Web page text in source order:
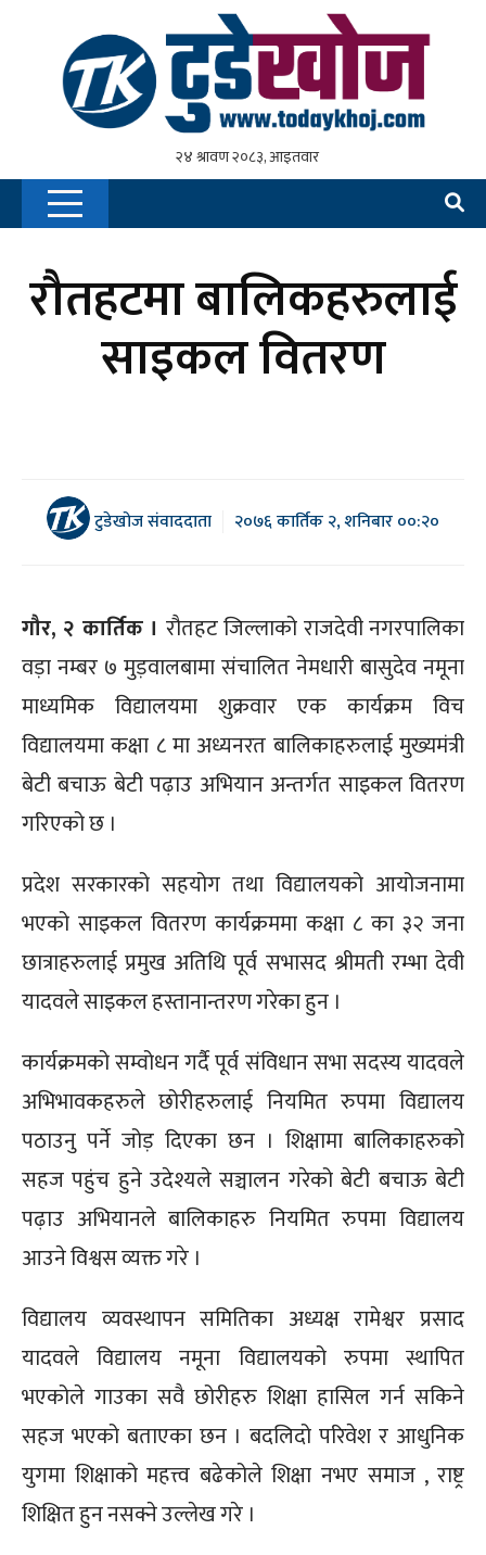
रौतहटमा बालिकहरुलाई
साइकल वितरण
टुडेखोज संवाददाता २०७६ कार्तिक २, शनिबार ००:२०
गौर, २ कार्तिक । रौतहट जिल्लाको राजदेवी नगरपालिका
वड़ा नम्बर ७ मुड़वालबामा संचालित नेमधारी बासुदेव नमूना
माध्यमिक विद्यालयमा शुक्रवार एक कार्यक्रम विच
विद्यालयमा कक्षा ८ मा अध्यनरत बालिकाहरुलाई मुख्यमंत्री
बेटी बचाऊ बेटी पढ़ाउ अभियान अन्तर्गत साइकल वितरण
गरिएको छ ।
प्रदेश सरकारको सहयोग तथा विद्यालयको आयोजनामा
भएको साइकल वितरण कार्यक्रममा कक्षा ८ का ३२ जना
छात्राहरुलाई प्रमुख अतिथि पूर्व सभासद श्रीमती रम्भा देवी
यादवले साइकल हस्तानान्तरण गरेका हुन ।
कार्यक्रमको सम्वोधन गर्दै पूर्व संविधान सभा सदस्य यादवले
अभिभावकहरुले छोरीहरुलाई नियमित रुपमा विद्यालय
पठाउनु पर्ने जोड़ दिएका छन । शिक्षामा बालिकाहरुको
सहज पहुंच हुने उदेश्यले सञ्चालन गरेको बेटी बचाऊ बेटी
पढ़ाउ अभियानले बालिकाहरु नियमित रुपमा विद्यालय
आउने विश्वस व्यक्त गरे ।
विद्यालय व्यवस्थापन समितिका अध्यक्ष रामेश्वर प्रसाद
यादवले विद्यालय नमूना विद्यालयको रुपमा स्थापित
भएकोले गाउका सवै छोरीहरु शिक्षा हासिल गर्न सकिने
सहज भएको बताएका छन । बदलिदो परिवेश र आधुनिक
युगमा शिक्षाको महत्त्व बढेकोले शिक्षा नभए समाज , राष्ट्र
शिक्षित हुन नसक्ने उल्लेख गरे ।